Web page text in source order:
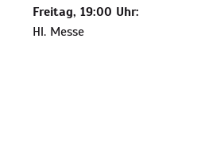
Freitag, 19:00 Uhr:
Hl. Messe